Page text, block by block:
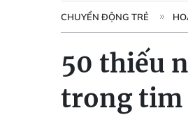
CHUYỂN ĐỘNG TRẺ
50 thiếu
trong tim